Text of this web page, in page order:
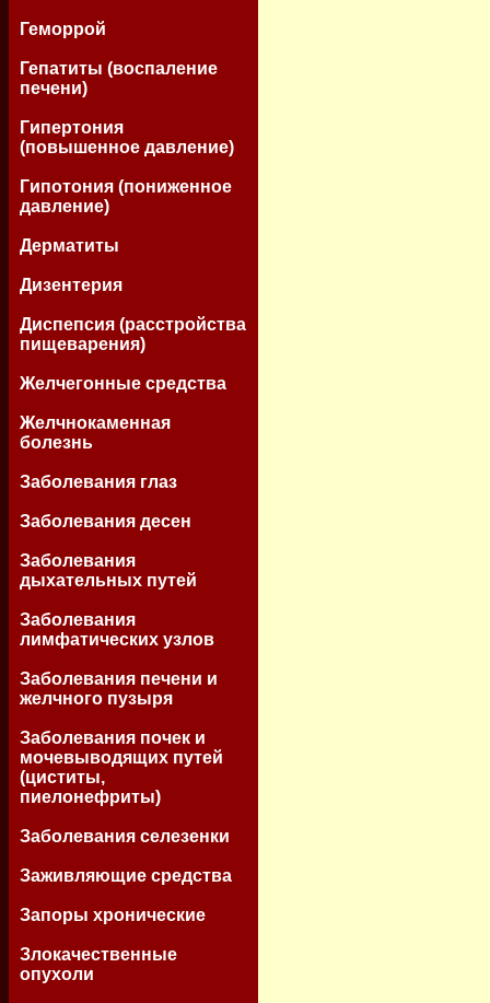
Геморрой
Гепатиты (воспаление
печени)
Гипертония
(повышенное давление)
Гипотония (пониженное
давление)
Дерматиты
Дизентерия
Диспепсия (расстройства
пищеварения)
Желчегонные средства
Желчнокаменная
болезнь
Заболевания глаз
Заболевания десен
Заболевания
дыхательных путей
Заболевания
лимфатических узлов
Заболевания печени и
желчного пузыря
Заболевания почек и
мочевыводящих путей
(циститы,
пиелонефриты)
Заболевания селезенки
Заживляющие средства
Запоры хронические
Злокачественные
опухоли